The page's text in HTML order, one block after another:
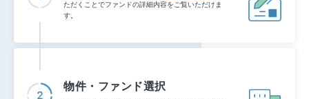
ただくことでファンドの詳細内容をご覧いただけま
す。
物件・ファンド選択